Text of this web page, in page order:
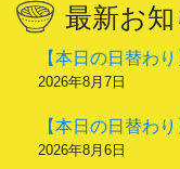
最新お
【本日の日替わ
2026年8月7日
【本日の日替わ
2026年8月6日